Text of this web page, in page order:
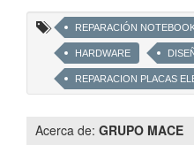
REPARACIÓN
HARDWARE
REPARACION PLACAS
REPARCION DE AIO PC
Acerca de: GRUPO MACE